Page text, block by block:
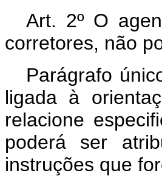
Art. 2º O
corretores, não
Parágrafo
ligada à
relacione
poderá ser
instruções que